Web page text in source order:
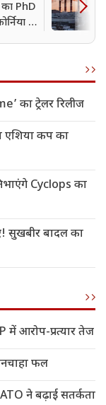
PhD
में
का ट्रेलर रिलीज
एशिया कप का
Cyclops का
सुखबीर बादल का
में आरोप-प्रत्यार तेज
फल
ने बढ़ाई सतर्कता